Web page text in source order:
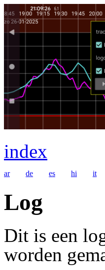
index
ar de es hi it
Log
Dit is een
worden